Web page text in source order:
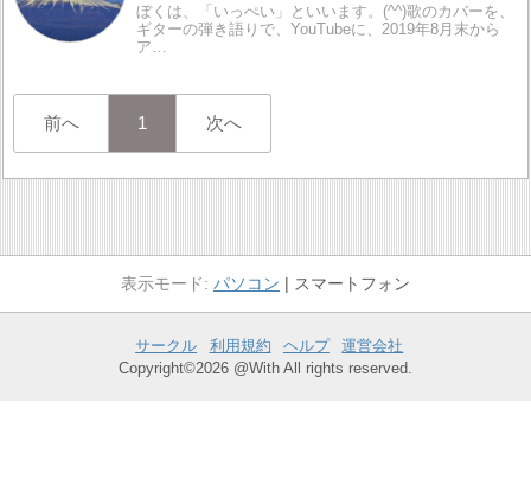
ぼくは、「いっぺい」といいます。(^^)歌のカバーを、
ギターの弾き語りで、YouTubeに、2019年8月末から
ア…
前へ 1 次へ
パソコン スマートフォン
サークル 利用規約 ヘルプ
運営会社
Copyright©2026 @With All rights reserved.